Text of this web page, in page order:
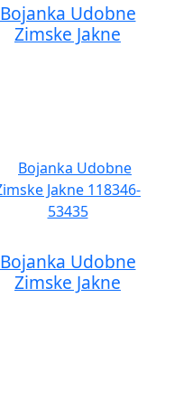
Bojanka Udobne
Zimske Jakne
Bojanka Udobne
Zimske Jakne